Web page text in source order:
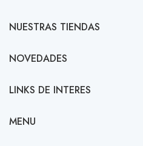
NUESTRAS TIENDAS
NOVEDADES
LINKS DE INTERES
MENU